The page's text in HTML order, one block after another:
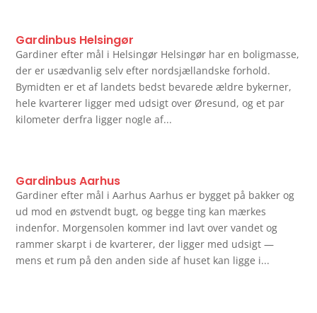
Gardinbus Helsingør
Gardiner efter mål i Helsingør Helsingør har en boligmasse,
der er usædvanlig selv efter nordsjællandske forhold.
Bymidten er et af landets bedst bevarede ældre bykerner,
hele kvarterer ligger med udsigt over Øresund, og et par
kilometer derfra ligger nogle af...
Gardinbus Aarhus
Gardiner efter mål i Aarhus Aarhus er bygget på bakker og
ud mod en østvendt bugt, og begge ting kan mærkes
indenfor. Morgensolen kommer ind lavt over vandet og
rammer skarpt i de kvarterer, der ligger med udsigt —
mens et rum på den anden side af huset kan ligge i...